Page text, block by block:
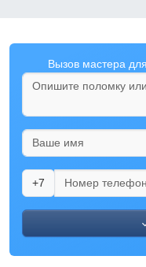
Вызов мастера
+7